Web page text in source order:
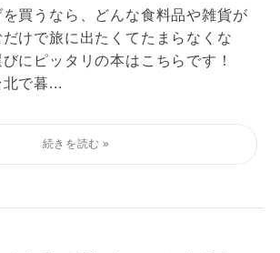
買うなら、どんな食料品や雑貨が
けで旅に出たくてたまらなくな
にピッタリの本はこちらです！
で暮...